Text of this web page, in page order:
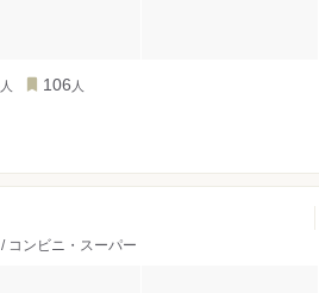
人 106 人
/ コンビニ・スーパー